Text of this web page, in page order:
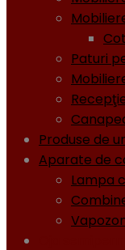
Paturi
Produse de
Aparate de
Lampa